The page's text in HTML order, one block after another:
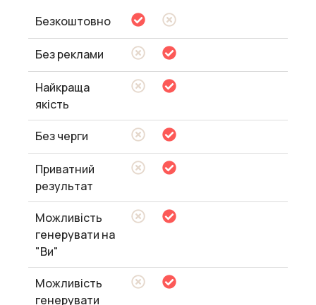
Безкоштовно
Без реклами
Найкраща
якість
Без черги
Приватний
результат
Можливість
генерувати на
"Ви"
Можливість
генерувати